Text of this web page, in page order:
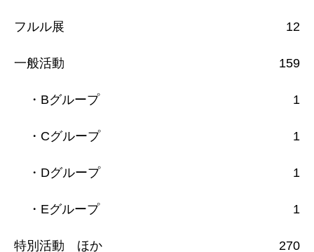
フルル展 12
一般活動 159
・Bグループ 1
・Cグループ 1
・Dグループ 1
・Eグループ 1
特別活動 ほか 270